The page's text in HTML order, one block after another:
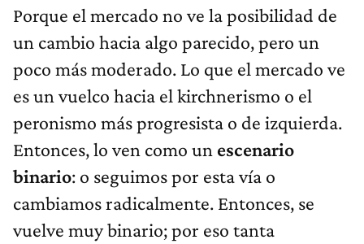
Porque el mercado no ve la posibilidad de
un cambio hacia algo parecido, pero un
poco más moderado. Lo que el mercado ve
es un vuelco hacia el kirchnerismo o el
peronismo más progresista o de izquierda.
Entonces, lo ven como un escenario
binario: o seguimos por esta vía o
cambiamos radicalmente. Entonces, se
vuelve muy binario; por eso tanta